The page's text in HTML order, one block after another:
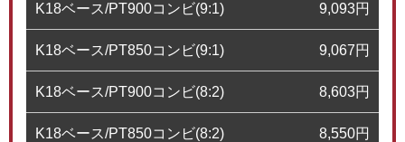
K18ベース/PT900コンビ(9:1) 9,093円
K18ベース/PT850コンビ(9:1) 9,067円
K18ベース/PT900コンビ(8:2) 8,603円
K18ベース/PT850コンビ(8:2) 8,550円